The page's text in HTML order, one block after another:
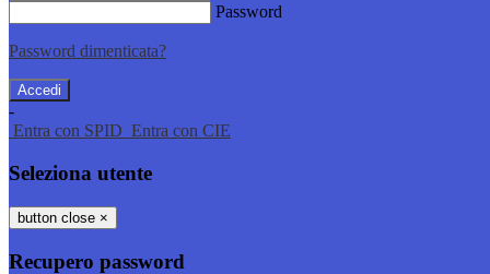
Password
Password dimenticata?
-
Entra con SPID Entra con CIE
Seleziona utente
button close ×
Recupero password